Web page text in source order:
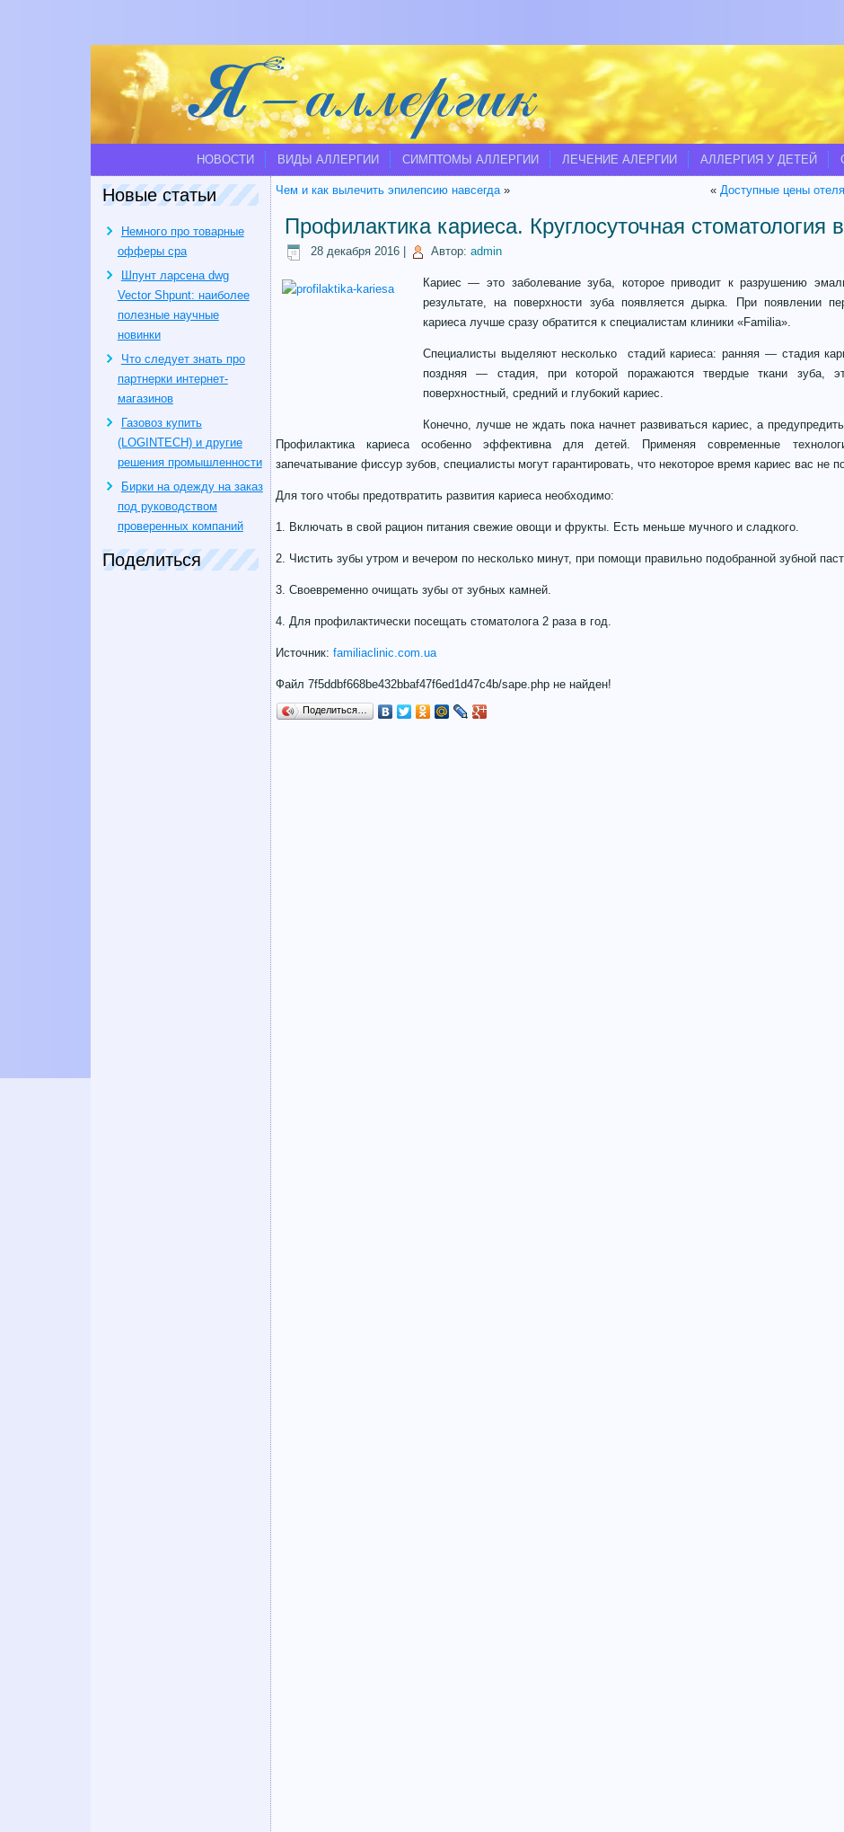
НОВОСТИ ВИДЫ АЛЛЕРГИИ СИМПТОМЫ АЛЛЕРГИИ ЛЕЧЕНИЕ АЛЕРГИИ АЛЛЕРГИЯ У ДЕТЕЙ
Новые статьи
Немного про товарные
офферы cpa
Шпунт ларсена dwg
Vector Shpunt: наиболее
полезные научные
новинки
Что следует знать про
партнерки интернет-
магазинов
Газовоз купить
(LOGINTECH) и другие
решения промышленности
Бирки на одежду на заказ
под руководством
проверенных компаний
Поделиться
Чем и как вылечить эпилепсию навсегда» « Доступные цены
Профилактика кариеса. Круглосуточная стоматология
28 декабря 2016| Автор: admin
Кариес — это заболевание зуба, которое приводит к разрушению
результате, на поверхности зуба появляется дырка. При появлении
кариеса лучше сразу обратится к специалистам клиники «Familia».
Специалисты выделяют несколько стадий кариеса: ранняя — стадия
поздняя — стадия, при которой поражаются твердые ткани зуба,
поверхностный, средний и глубокий кариес.
Конечно, лучше не ждать пока начнет развиваться кариес, а
Профилактика кариеса особенно эффективна для детей. Применяя современные
запечатывание фиссур зубов, специалисты могут гарантировать, что некоторое время кариес вас не
Для того чтобы предотвратить развития кариеса необходимо:
1. Включать в свой рацион питания свежие овощи и фрукты. Есть меньше мучного и сладкого.
2. Чистить зубы утром и вечером по несколько минут, при помощи правильно подобранной зубной
3. Своевременно очищать зубы от зубных камней.
4. Для профилактически посещать стоматолога 2 раза в год.
Источник: familiaclinic.com.ua
Файл 7f5ddbf668be432bbaf47f6ed1d47c4b/sape.php не найден!
Поделиться…